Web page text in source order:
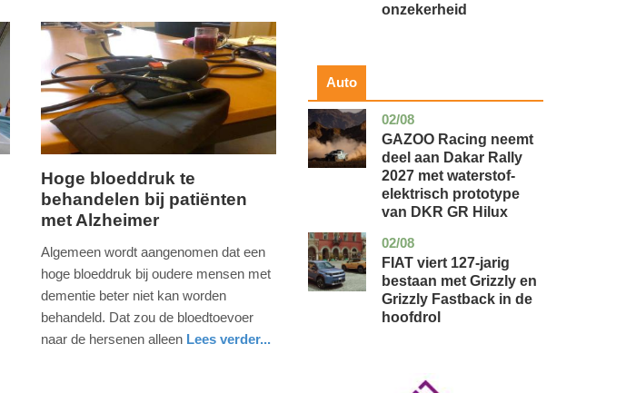
04-
2025
09:10
woensdag,
17.
2019
Hoge bloeddruk te
behandelen bij patiënten
met Alzheimer
Algemeen wordt aangenomen dat een
hoge bloeddruk bij oudere mensen met
dementie beter niet kan worden
behandeld. Dat zou de bloedtoevoer
naar de hersenen alleen Lees verder...
onzekerheid
Auto
02/08
auto
GAZOO Racing neemt
deel aan Dakar Rally
2027 met waterstof-
elektrisch prototype
van DKR GR Hilux
02/08
auto
FIAT viert 127-jarig
bestaan met Grizzly en
Grizzly Fastback in de
hoofdrol